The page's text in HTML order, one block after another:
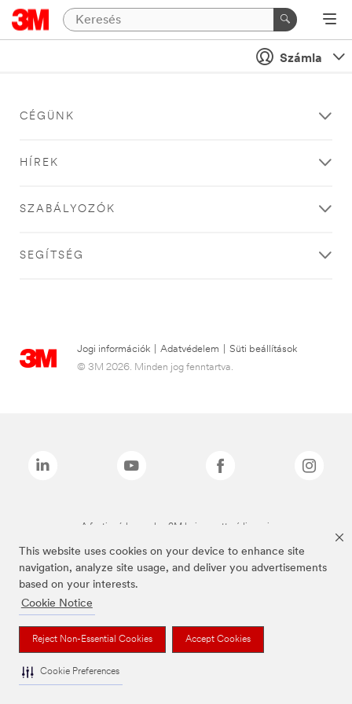
This website uses cookies on your device to enhance site
navigation, analyze site usage, and deliver you advertisements
based on your interests.
Cookie Notice
Reject Non-Essential Cookies Accept Cookies
Cookie Preferences
Számla
CÉGÜNK
HÍREK
SZABÁLYOZÓK
SEGÍTSÉG
Jogi információk Adatvédelem
Süti beállítások
© 3M 2026. Minden jog fenntartva.
A fenti márkanevek a 3M bejegyzett védjegyei.